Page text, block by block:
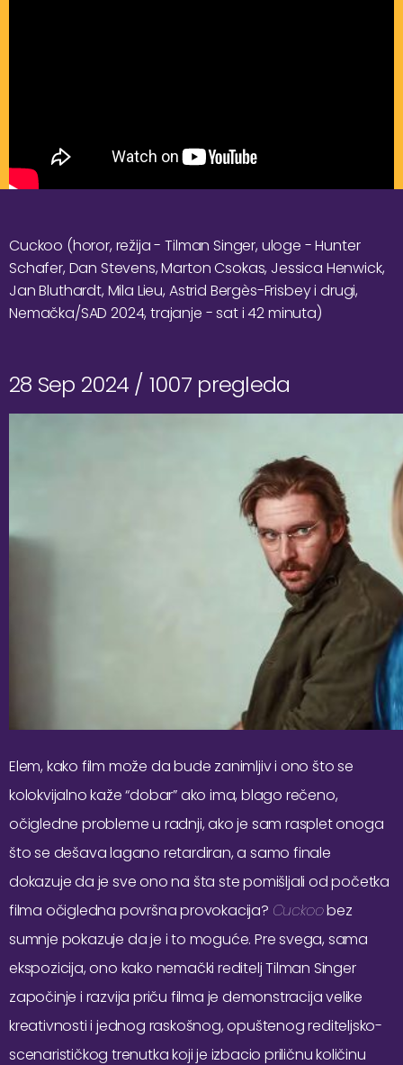
Cuckoo (horor, režija - Tilman Singer, uloge - Hunter
Schafer, Dan Stevens, Marton Csokas, Jessica Henwick,
Jan Bluthardt, Mila Lieu, Astrid Bergès-Frisbey i drugi,
Nemačka/SAD 2024, trajanje - sat i 42 minuta)
28 Sep 2024 / 1007 pregleda
Elem, kako film može da bude zanimljiv i ono što se
kolokvijalno kaže “dobar” ako ima, blago rečeno,
očigledne probleme u radnji, ako je sam rasplet onoga
što se dešava lagano retardiran, a samo finale
dokazuje da je sve ono na šta ste pomišljali od početka
filma očigledna površna provokacija? Cuckoobez
sumnje pokazuje da je i to moguće. Pre svega, sama
ekspozicija, ono kako nemački reditelj Tilman Singer
započinje i razvija priču filma je demonstracija velike
kreativnosti i jednog raskošnog, opuštenog rediteljsko-
scenarističkog trenutka koji je izbacio priličnu količinu